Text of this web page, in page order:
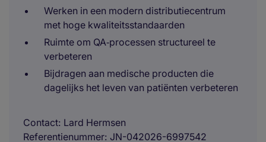
Werken in een modern distributiecentrum
met hoge kwaliteitsstandaarden
Ruimte om QA‑processen structureel te
verbeteren
Bijdragen aan medische producten die
dagelijks het leven van patiënten verbeteren
Contact Lard Hermsen
Referentienummer JN-042026-6997542